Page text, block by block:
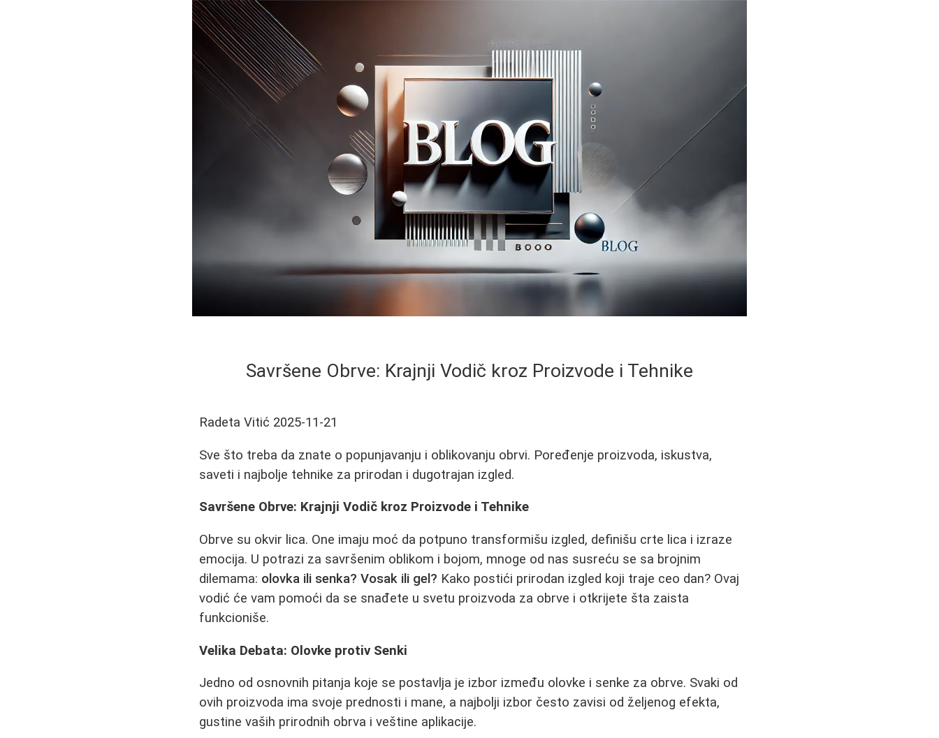
Savršene Obrve: Krajnji Vodič kroz Proizvode i Tehnike
Radeta Vitić 2025-11-21
Sve što treba da znate o popunjavanju i oblikovanju obrvi. Poređenje proizvoda, iskustva,
saveti i najbolje tehnike za prirodan i dugotrajan izgled.
Savršene Obrve: Krajnji Vodič kroz Proizvode i Tehnike
Obrve su okvir lica. One imaju moć da potpuno transformišu izgled, definišu crte lica i izraze
emocija. U potrazi za savršenim oblikom i bojom, mnoge od nas susreću se sa brojnim
dilemama: olovka ili senka? Vosak ili gel? Kako postići prirodan izgled koji traje ceo dan? Ovaj
vodić će vam pomoći da se snađete u svetu proizvoda za obrve i otkrijete šta zaista
funkcioniše.
Velika Debata: Olovke protiv Senki
Jedno od osnovnih pitanja koje se postavlja je izbor između olovke i senke za obrve. Svaki od
ovih proizvoda ima svoje prednosti i mane, a najbolji izbor često zavisi od željenog efekta,
gustine vaših prirodnih obrva i veštine aplikacije.